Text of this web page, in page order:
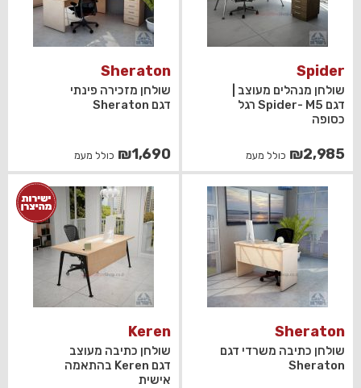
Spider
שולחן מנהלים מעוצב |
דגם Spider- M5 רגל
כסופה
₪2,985 כולל מעמ
Sheraton
שולחן מזכירה פינתי
דגם Sheraton
₪1,690 כולל מעמ
Sheraton
שולחן כתיבה משרדי דגם
Sheraton
Keren
שולחן כתיבה מעוצב
דגם Keren בהתאמה
אישית